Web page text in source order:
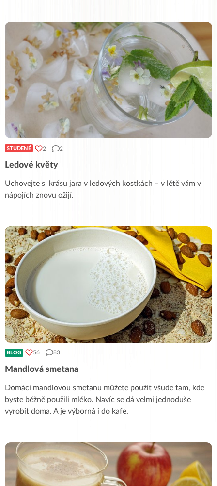
STUDENÉ 2 2
Ledové květy
Uchovejte si krásu jara v ledových kostkách – v létě vám v
nápojích znovu ožijí.
BLOG 56 83
Mandlová smetana
Domácí mandlovou smetanu můžete použít všude tam, kde
byste běžně použili mléko. Navíc se dá velmi jednoduše
vyrobit doma. A je výborná i do kafe.